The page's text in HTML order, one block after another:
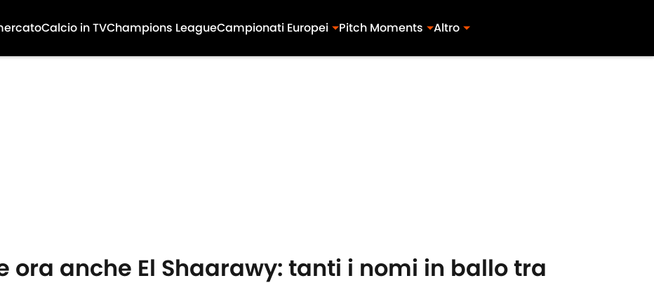
Calcio in TVChampions LeagueCampionati Europei Pitch Moments Altro
ora anche El Shaarawy: tanti i nomi in ballo tra